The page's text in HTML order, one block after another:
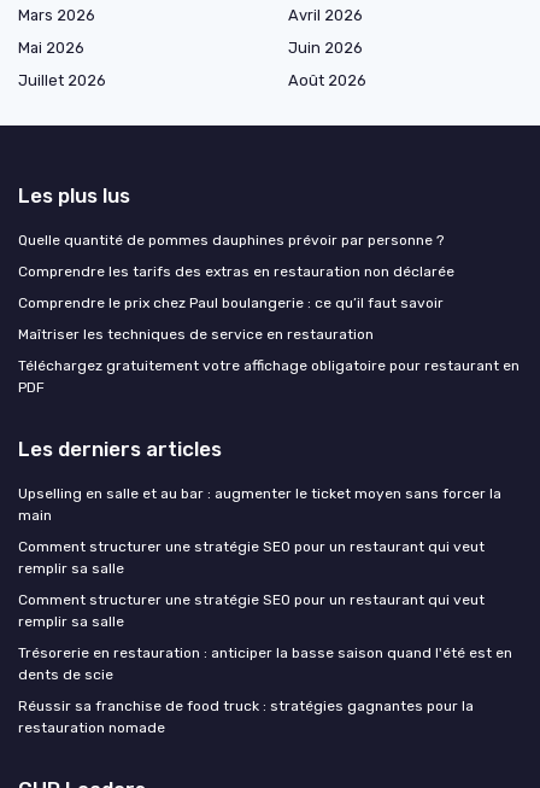
Mars 2026
Avril 2026
Mai 2026
Juin 2026
Juillet 2026
Août 2026
Les plus lus
Quelle quantité de pommes dauphines prévoir par personne ?
Comprendre les tarifs des extras en restauration non déclarée
Comprendre le prix chez Paul boulangerie : ce qu’il faut savoir
Maîtriser les techniques de service en restauration
Téléchargez gratuitement votre affichage obligatoire pour restaurant en
PDF
Les derniers articles
Upselling en salle et au bar : augmenter le ticket moyen sans forcer la
main
Comment structurer une stratégie SEO pour un restaurant qui veut
remplir sa salle
Comment structurer une stratégie SEO pour un restaurant qui veut
remplir sa salle
Trésorerie en restauration : anticiper la basse saison quand l'été est en
dents de scie
Réussir sa franchise de food truck : stratégies gagnantes pour la
restauration nomade